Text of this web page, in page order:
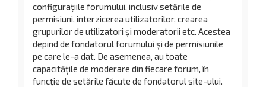
configurațiile forumului, inclusiv setările de
permisiuni, interzicerea utilizatorilor, crearea
grupurilor de utilizatori și moderatorii etc. Acestea
depind de fondatorul forumului și de permisiunile
pe care le-a dat. De asemenea, au toate
capacitățile de moderare din fiecare forum, în
funcție de setările făcute de fondatorul site-ului.